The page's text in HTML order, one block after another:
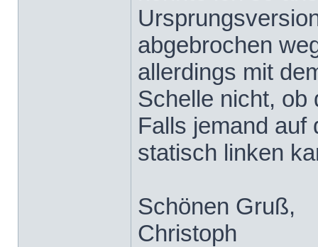
abgebrochen
allerdings mit
Schelle nicht, ob
Falls jemand auf
statisch linken
Schönen Gruß,
Christoph